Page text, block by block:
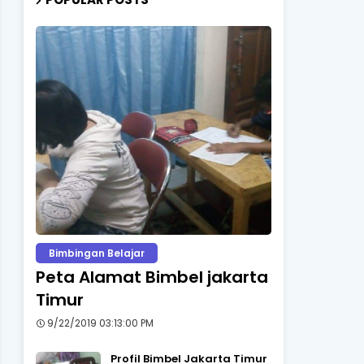
Bimbingan Belajar
Peta Alamat Bimbel jakarta
Timur
9/22/2019 03:13:00 PM
Profil Bimbel Jakarta Timur